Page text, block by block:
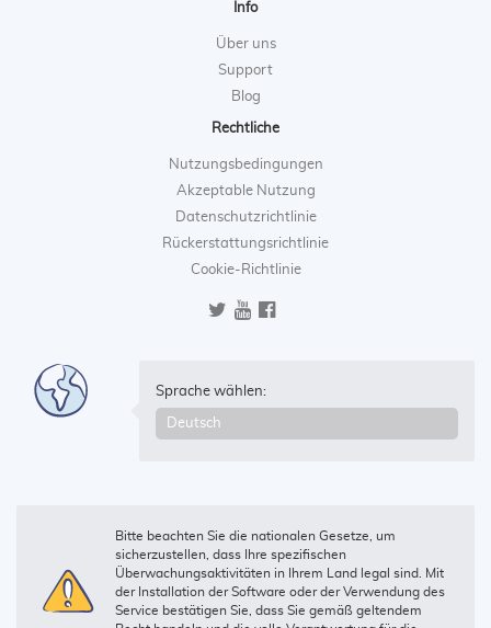
Info
Über uns
Support
Blog
Rechtliche
Nutzungsbedingungen
Akzeptable Nutzung
Datenschutzrichtlinie
Rückerstattungsrichtlinie
Cookie-Richtlinie
Sprache wählen:
Bitte beachten Sie die nationalen Gesetze, um
sicherzustellen, dass Ihre spezifischen
Überwachungsaktivitäten in Ihrem Land legal sind. Mit
der Installation der Software oder der Verwendung des
Service bestätigen Sie, dass Sie gemäß geltendem